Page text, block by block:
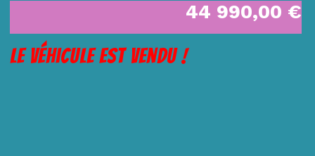
44 990,00 €
Le véhicule est vendu !